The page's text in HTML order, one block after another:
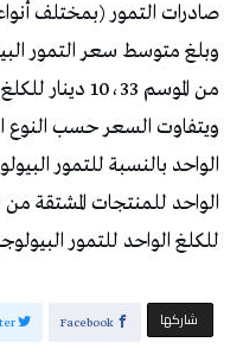
صادرات التمور (بمختلف أنواعها)
وبلغ متوسط سعر التمور
من الموسم 10،33 دينار للكلغ الواحد.
للكلغ الواحد للتمور
‫‫ شاركها‬ Facebook